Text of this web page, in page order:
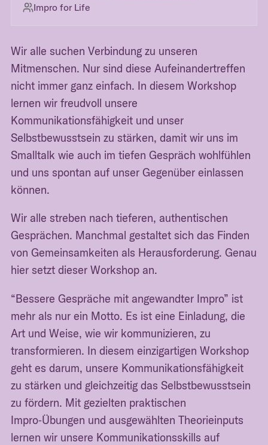
Impro for Life
Wir alle suchen Verbindung zu unseren
Mitmenschen. Nur sind diese Aufeinandertreffen
nicht immer ganz einfach. In diesem Workshop
lernen wir freudvoll unsere
Kommunikationsfähigkeit und unser
Selbstbewusstsein zu stärken, damit wir uns im
Smalltalk wie auch im tiefen Gespräch wohlfühlen
und uns spontan auf unser Gegenüber einlassen
können.
Wir alle streben nach tieferen, authentischen
Gesprächen. Manchmal gestaltet sich das Finden
von Gemeinsamkeiten als Herausforderung. Genau
hier setzt dieser Workshop an.
“Bessere Gespräche mit angewandter Impro” ist
mehr als nur ein Motto. Es ist eine Einladung, die
Art und Weise, wie wir kommunizieren, zu
transformieren. In diesem einzigartigen Workshop
geht es darum, unsere Kommunikationsfähigkeit
zu stärken und gleichzeitig das Selbstbewusstsein
zu fördern. Mit gezielten praktischen
Impro‑Übungen und ausgewählten Theorieinputs
lernen wir unsere Kommunikationsskills auf